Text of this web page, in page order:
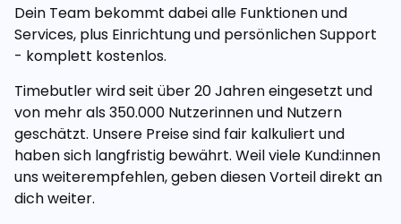
Dein Team bekommt dabei alle Funktionen und
Services, plus Einrichtung und persönlichen Support
- komplett kostenlos.
Timebutler wird seit über 20 Jahren eingesetzt und
von mehr als 350.000 Nutzerinnen und Nutzern
geschätzt. Unsere Preise sind fair kalkuliert und
haben sich langfristig bewährt. Weil viele Kund:innen
uns weiterempfehlen, geben diesen Vorteil direkt an
dich weiter.